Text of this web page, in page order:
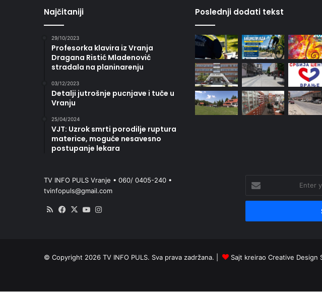
Najčitaniji
29/10/2023
Profesorka klavira iz Vranja
Dragana Ristić Mladenović
stradala na planinarenju
03/12/2023
Detalji jutrošnje pucnjave i tuče u
Vranju
25/04/2024
VJT: Uzrok smrti porodilje ruptura
materice, moguće nesavesno
postupanje lekara
Poslednji dodati tekst
TV INFO PULS Vranje • 060/ 0405-240 •
tvinfopuls@gmail.com
RSS Facebook
X YouTube
your
Email
© Copyright 2026 TV INFO PULS. Sva prava zadržana. | Sajt kreirao Creative Design